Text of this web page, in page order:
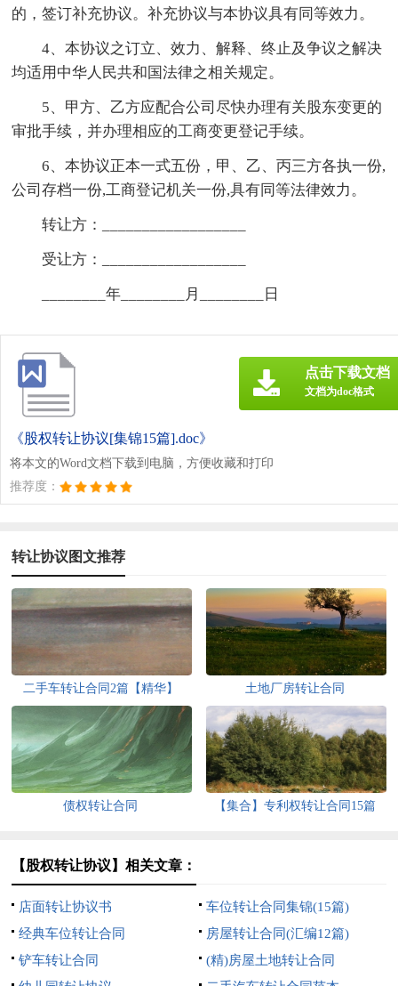
的，签订补充协议。补充协议与本协议具有同等效力。
4、本协议之订立、效力、解释、终止及争议之解决
均适用中华人民共和国法律之相关规定。
5、甲方、乙方应配合公司尽快办理有关股东变更的
审批手续，并办理相应的工商变更登记手续。
6、本协议正本一式五份，甲、乙、丙三方各执一份,
公司存档一份,工商登记机关一份,具有同等法律效力。
转让方：__________________
受让方：__________________
________年________月________日
《股权转让协议[集锦15篇].doc》
将本文的Word文档下载到电脑，方便收藏和打印
推荐度：
点击下载文档
文档为doc格式
转让协议图文推荐
二手车转让合同2篇【精华】 土地厂房转让合同
债权转让合同 【集合】专利权转让合同15篇
【股权转让协议】相关文章：
店面转让协议书
车位转让合同集锦(15篇)
经典车位转让合同
房屋转让合同(汇编12篇)
铲车转让合同
(精)房屋土地转让合同